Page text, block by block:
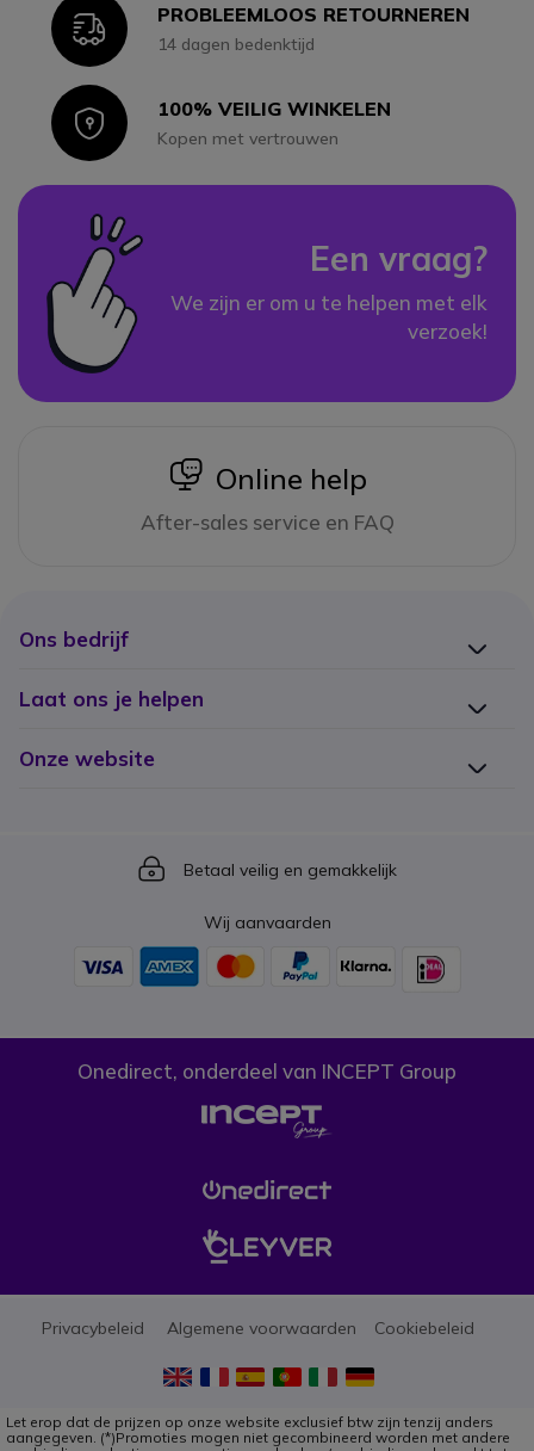
IconPROBLEEMLOOS RETOURNEREN
14 dagen bedenktijd
Icon100% VEILIG WINKELEN
Kopen met vertrouwen
Een vraag?
We zijn er om u te helpen met elk
verzoek!
icon
Online help
After-sales service en FAQ
Ons bedrijf
Laat ons je helpen
Onze website
Icon
Betaal veilig en gemakkelijk
Wij aanvaarden
Onedirect, onderdeel van INCEPT Group
Privacybeleid Algemene voorwaarden Cookiebeleid
Let erop dat de prijzen op onze website exclusief btw zijn tenzij anders
aangegeven. (*)Promoties mogen niet gecombineerd worden met andere